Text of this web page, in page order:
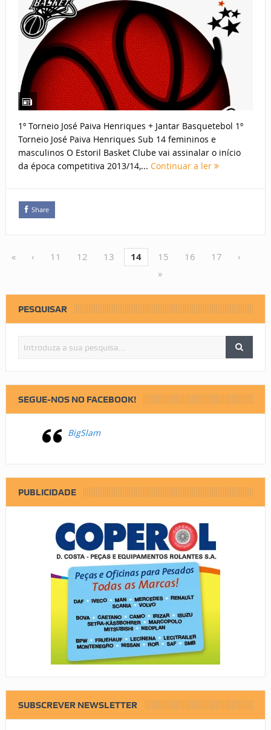
1º Torneio José Paiva Henriques + Jantar Basquetebol 1º
Torneio José Paiva Henriques Sub 14 femininos e
masculinos O Estoril Basket Clube vai assinalar o início
da época competitiva 2013/14,... Continuar a ler
Share
« ‹ 11 12 13 14 15 16 17
›
»
PESQUISAR
SEGUE-NOS NO FACEBOOK!
BigSlam
PUBLICIDADE
SUBSCREVER NEWSLETTER